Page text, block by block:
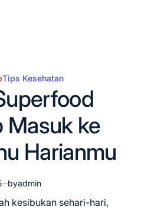
Tips Kesehatan
Masuk ke
Harianmu
byadmin
kesibukan sehari-hari,